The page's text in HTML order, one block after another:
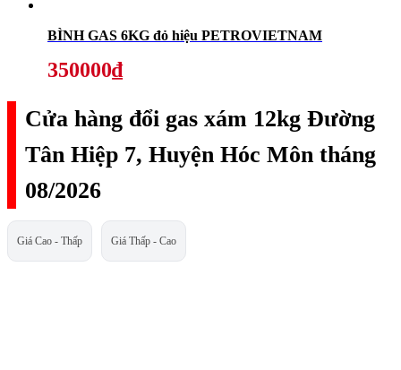
BÌNH GAS 6KG đỏ hiệu PETROVIETNAM
350000₫
Cửa hàng đổi gas xám 12kg Đường
Tân Hiệp 7, Huyện Hóc Môn tháng
08/2026
Giá Cao - Thấp Giá Thấp - Cao